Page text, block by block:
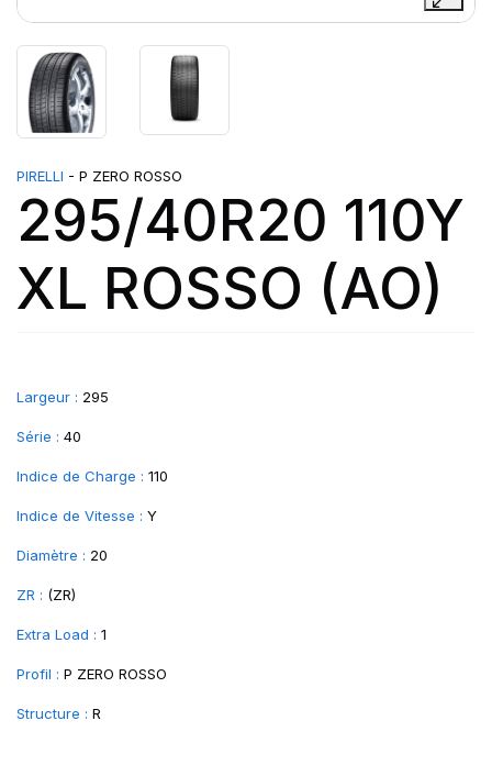
PIRELLI - P ZERO ROSSO
295/40R20 110Y
XL ROSSO (AO)
Largeur : 295
Série : 40
Indice de Charge : 110
Indice de Vitesse : Y
Diamètre : 20
ZR : (ZR)
Extra Load : 1
Profil : P ZERO ROSSO
Structure : R